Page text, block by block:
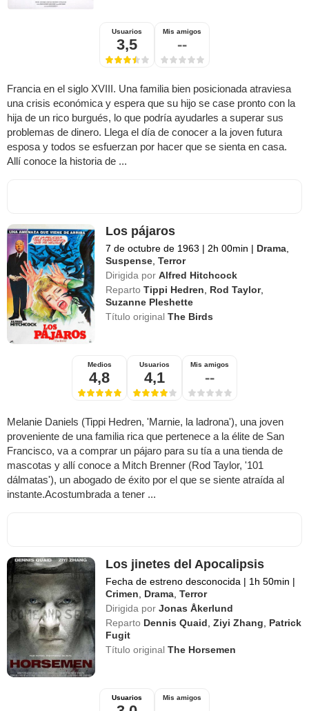
Usuarios
3,5
Mis amigos
--
Francia en el siglo XVIII. Una familia bien posicionada atraviesa
una crisis económica y espera que su hijo se case pronto con la
hija de un rico burgués, lo que podría ayudarles a superar sus
problemas de dinero. Llega el día de conocer a la joven futura
esposa y todos se esfuerzan por hacer que se sienta en casa.
Allí conoce la historia de ...
Los pájaros
7 de octubre de 1963 | 2h 00min | Drama,
Suspense,Terror
Dirigida por Alfred Hitchcock
Reparto Tippi Hedren, Rod Taylor,
Suzanne Pleshette
Título originalThe Birds
Medios
4,8
Usuarios
4,1
Mis amigos
--
Melanie Daniels (Tippi Hedren, 'Marnie, la ladrona'), una joven
proveniente de una familia rica que pertenece a la élite de San
Francisco, va a comprar un pájaro para su tía a una tienda de
mascotas y allí conoce a Mitch Brenner (Rod Taylor, '101
dálmatas'), un abogado de éxito por el que se siente atraída al
instante.Acostumbrada a tener ...
Los jinetes del Apocalipsis
Fecha de estreno desconocida | 1h 50min |
Crimen, Drama,Terror
Dirigida por Jonas Åkerlund
Reparto Dennis Quaid,Ziyi Zhang, Patrick
Fugit
Título originalThe Horsemen
Usuarios Mis amigos